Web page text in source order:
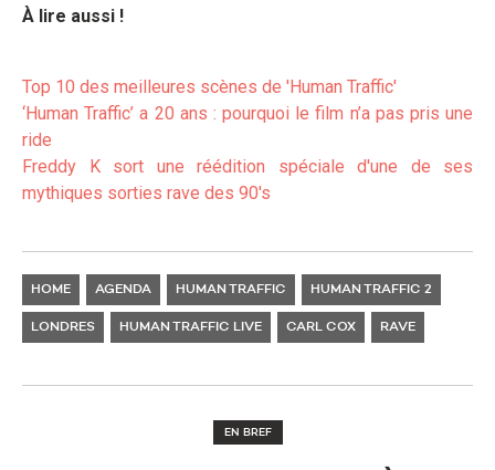
À lire aussi !
Top 10 des meilleures scènes de 'Human Traffic'
‘Human Traffic’ a 20 ans : pourquoi le film n’a pas pris une
ride
Freddy K sort une réédition spéciale d'une de ses
mythiques sorties rave des 90's
HOME AGENDA HUMAN TRAFFIC HUMAN TRAFFIC 2
LONDRES HUMAN TRAFFIC LIVE CARL COX RAVE
EN BREF